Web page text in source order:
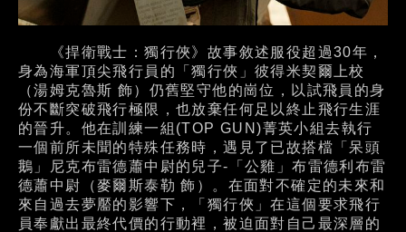
《捍衛戰士：獨行俠》故事敘述服役超過30年，
身為海軍頂尖飛行員的「獨行俠」彼得米契爾上校
（湯姆克魯斯 飾）仍舊堅守他的崗位，以試飛員的身
份不斷突破飛行極限，也放棄任何足以終止飛行生涯
的晉升。他在訓練一組(TOP GUN)菁英小組去執行
一個前所未聞的特殊任務時，遇見了已故搭檔「呆頭
鵝」尼克布雷德蕭中尉的兒子-「公雞」布雷德利布雷
德蕭中尉（麥爾斯泰勒 飾）。在面對不確定的未來和
來自過去夢靨的影響下，「獨行俠」在這個要求飛行
員奉獻出最終代價的行動裡，被迫面對自己最深層的